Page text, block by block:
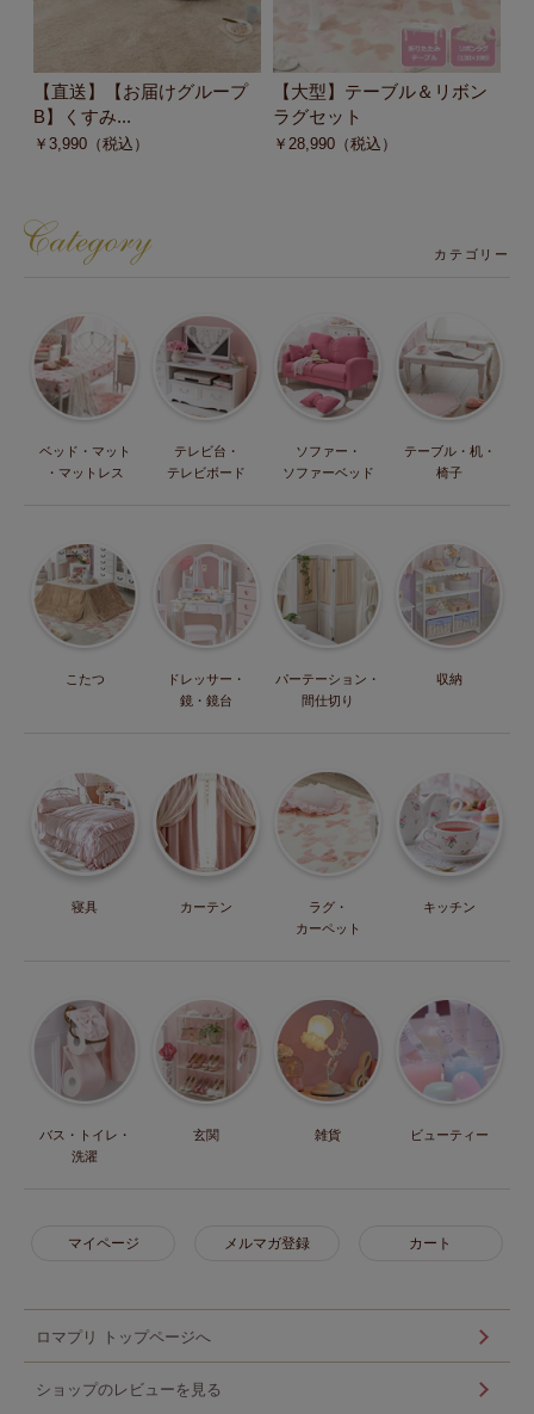
【直送】【お届けグループ
B】くすみ...
￥3,990 （税込）
【大型】テーブル＆リボン
ラグセット
￥28,990 （税込）
カテゴリー
ベッド・マット
・マットレス
テレビ台・
テレビボード
ソファー・
ソファーベッド
テーブル・机・
椅子
こたつ
ドレッサー・
鏡・鏡台
パーテーション・
間仕切り
収納
寝具 カーテン
ラグ・
カーペット
キッチン
バス・トイレ・
洗濯
玄関 雑貨 ビューティー
マイページ メルマガ登録 カート
ロマプリ トップページへ
ショップのレビューを見る